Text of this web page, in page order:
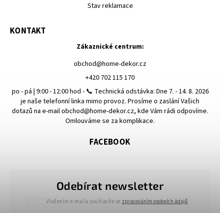
Stav reklamace
Odebírat newsletter
Vložením e-mailu souhlasíte se zpracováním osobních údajů.
KONTAKT
Zákaznické centrum:
obchod@home-dekor.cz
+420 702 115 170
po - pá | 9:00 - 12:00 hod - 📞 Technická odstávka: Dne 7. - 14. 8. 2026
je naše telefonní linka mimo provoz. Prosíme o zaslání Vašich
dotazů na e-mail obchod@home-dekor.cz, kde Vám rádi odpovíme.
Omlouváme se za komplikace.
FACEBOOK